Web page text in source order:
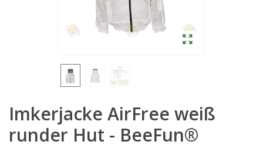
Imkerjacke AirFree weiß
runder Hut - BeeFun®